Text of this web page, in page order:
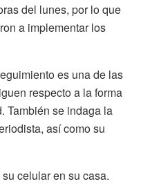
del lunes, por lo que
a implementar los
es una de las
respecto a la forma
También se indaga la
así como su
celular en su casa.